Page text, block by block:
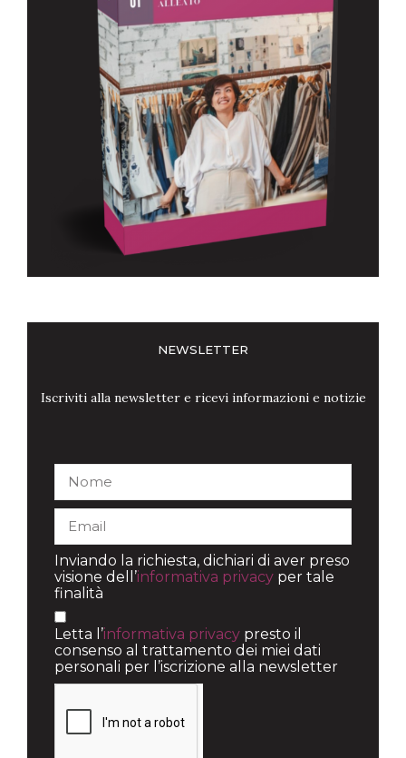
NEWSLETTER
Iscriviti alla newsletter e ricevi informazioni e notizie
Inviando la richiesta, dichiari di aver preso
visione dell’informativa privacy per tale
finalità
Letta l’informativa privacy presto il
consenso al trattamento dei miei dati
personali per l’iscrizione alla newsletter